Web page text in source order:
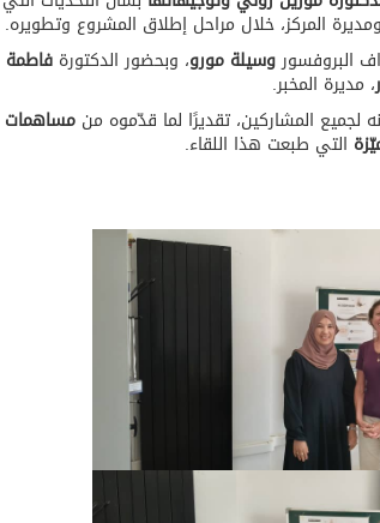
المركز، خلال مراحل إطلاق المشروع وتطويره.
البروفسوروسيلة مورو، وبحضور الدكتورة فاطمة
، مديرة المخبر.
لجميع المشاركين، تقديرًا لما قدّموه منمساهمات
التي طبعت هذا اللقاء.